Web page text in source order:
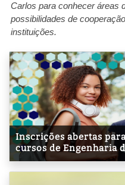
Carlos para conhecer áreas
possibilidades de
instituições.
Inscrições abertas
cursos de Engenharia